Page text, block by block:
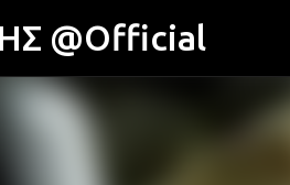
@Official